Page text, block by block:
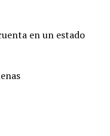
en un estado